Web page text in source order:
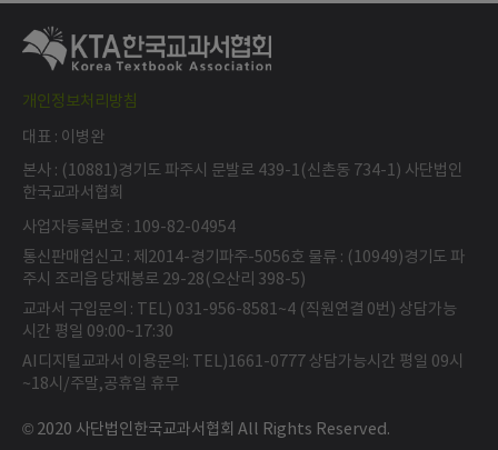
개인정보처리방침
대표 : 이병완
본사 : (10881)경기도 파주시 문발로 439-1(신촌동 734-1) 사단법인
한국교과서협회
사업자등록번호 : 109-82-04954
통신판매업신고 : 제2014-경기파주-5056호 물류 : (10949)경기도 파
주시 조리읍 당재봉로 29-28(오산리 398-5)
교과서 구입문의 : TEL) 031-956-8581~4 (직원연결 0번) 상담가능
시간 평일 09:00~17:30
AI디지털교과서 이용문의: TEL)1661-0777 상담가능시간 평일 09시
~18시/주말,공휴일 휴무
© 2020 사단법인한국교과서협회 All Rights Reserved.